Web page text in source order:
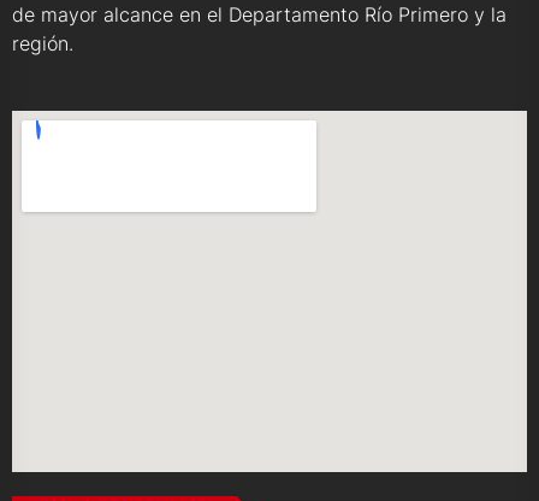
de mayor alcance en el Departamento Río Primero y la
región.